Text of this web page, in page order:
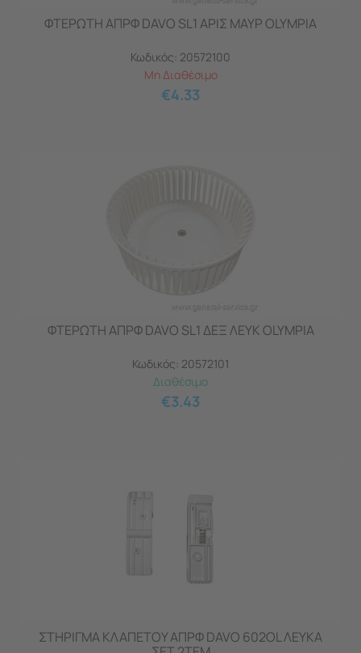
ΦΤΕΡΩΤΗ ΑΠΡΦ DAVO SL1 ΑΡΙΣ ΜΑΥΡ OLYMPIA
Κωδικός: 20572100
Μη Διαθέσιμο
€4.33
ΦΤΕΡΩΤΗ ΑΠΡΦ DAVO SL1 ΔΕΞ ΛΕΥΚ OLYMPIA
Κωδικός: 20572101
Διαθέσιμο
€3.43
ΣΤΗΡΙΓΜΑ ΚΛΑΠΕΤΟΥ ΑΠΡΦ DAVO 602OL ΛΕΥΚΑ